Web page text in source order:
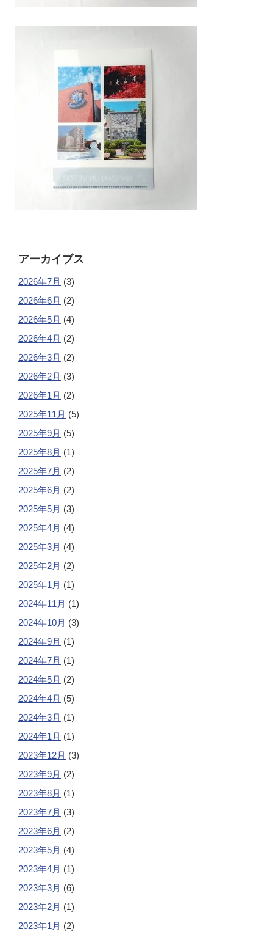
アーカイブス
2026年7月 (3)
2026年6月 (2)
2026年5月 (4)
2026年4月 (2)
2026年3月 (2)
2026年2月 (3)
2026年1月 (2)
2025年11月 (5)
2025年9月 (5)
2025年8月 (1)
2025年7月 (2)
2025年6月 (2)
2025年5月 (3)
2025年4月 (4)
2025年3月 (4)
2025年2月 (2)
2025年1月 (1)
2024年11月 (1)
2024年10月 (3)
2024年9月 (1)
2024年7月 (1)
2024年5月 (2)
2024年4月 (5)
2024年3月 (1)
2024年1月 (1)
2023年12月 (3)
2023年9月 (2)
2023年8月 (1)
2023年7月 (3)
2023年6月 (2)
2023年5月 (4)
2023年4月 (1)
2023年3月 (6)
2023年2月 (1)
2023年1月 (2)